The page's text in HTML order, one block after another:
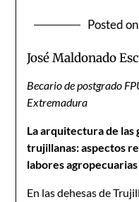
Posted on
José Maldonado
Becario de postgrado
Extremadura
La arquitectura de
trujillanas: aspectos
labores agropecuarias
En las dehesas de